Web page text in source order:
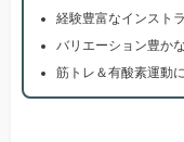
経験豊富なインスト
バリエーション豊か
筋トレ＆有酸素運動